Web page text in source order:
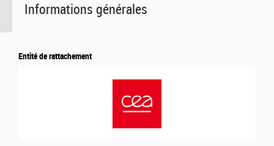
Informations générales
Entité de rattachement